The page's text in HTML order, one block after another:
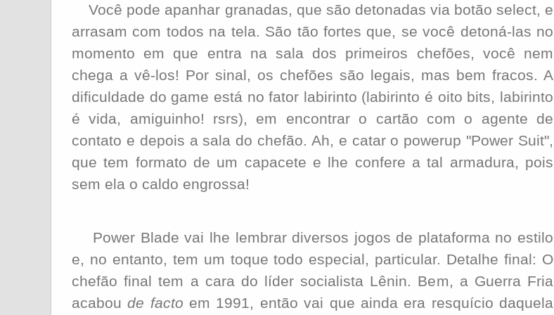
Você pode apanhar granadas, que são detonadas via botão select, e
arrasam com todos na tela. São tão fortes que, se você detoná-las no
momento em que entra na sala dos primeiros chefões, você nem
chega a vê-los! Por sinal, os chefões são legais, mas bem fracos. A
dificuldade do game está no fator labirinto (labirinto é oito bits, labirinto
é vida, amiguinho! rsrs), em encontrar o cartão com o agente de
contato e depois a sala do chefão. Ah, e catar o powerup "Power Suit",
que tem formato de um capacete e lhe confere a tal armadura, pois
sem ela o caldo engrossa!
Power Blade vai lhe lembrar diversos jogos de plataforma no estilo
e, no entanto, tem um toque todo especial, particular. Detalhe final: O
chefão final tem a cara do líder socialista Lênin. Bem, a Guerra Fria
acaboude facto em 1991, então vai que ainda era resquício daquela